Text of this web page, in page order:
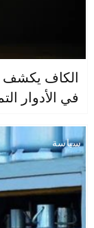
الكاف يكشف
في الأدوار
سياسة